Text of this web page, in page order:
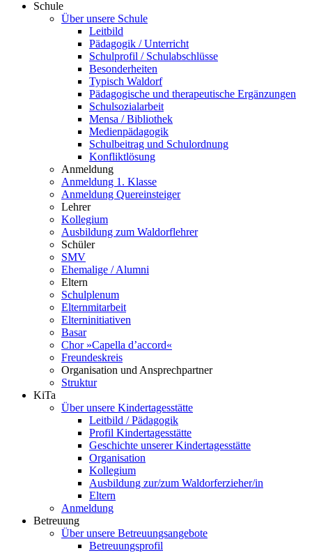
Schule
Über unsere Schule
Leitbild
Pädagogik / Unterricht
Schulprofil / Schulabschlüsse
Besonderheiten
Typisch Waldorf
Pädagogische und therapeutische Ergänzungen
Schulsozialarbeit
Mensa / Bibliothek
Medienpädagogik
Schulbeitrag und Schulordnung
Konfliktlösung
Anmeldung
Anmeldung 1. Klasse
Anmeldung Quereinsteiger
Lehrer
Kollegium
Ausbildung zum Waldorflehrer
Schüler
SMV
Ehemalige / Alumni
Eltern
Schulplenum
Elternmitarbeit
Elterninitiativen
Basar
Chor »Capella d’accord«
Freundeskreis
Organisation und Ansprechpartner
Struktur
KiTa
Über unsere Kindertagesstätte
Leitbild / Pädagogik
Profil Kindertagesstätte
Geschichte unserer Kindertagesstätte
Organisation
Kollegium
Ausbildung zur/zum Waldorferzieher/in
Eltern
Anmeldung
Betreuung
Über unsere Betreuungsangebote
Betreuungsprofil